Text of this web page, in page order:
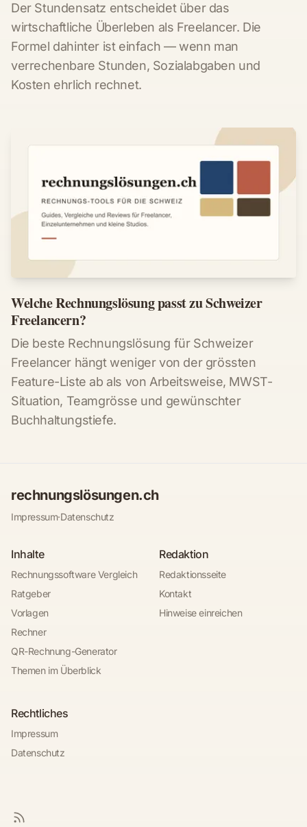
Der Stundensatz entscheidet über das
wirtschaftliche Überleben als Freelancer. Die
Formel dahinter ist einfach — wenn man
verrechenbare Stunden, Sozialabgaben und
Kosten ehrlich rechnet.
Welche Rechnungslösung passt zu Schweizer
Freelancern?
Die beste Rechnungslösung für Schweizer
Freelancer hängt weniger von der grössten
Feature-Liste ab als von Arbeitsweise, MWST-
Situation, Teamgrösse und gewünschter
Buchhaltungstiefe.
rechnungslösungen.ch
Impressum·Datenschutz
Inhalte
Rechnungssoftware Vergleich
Ratgeber
Vorlagen
Rechner
QR-Rechnung-Generator
Themen im Überblick
Redaktion
Redaktionsseite
Kontakt
Hinweise einreichen
Rechtliches
Impressum
Datenschutz